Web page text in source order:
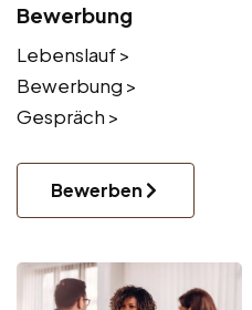
Bewerbung
Lebenslauf >
Bewerbung >
Gespräch >
Bewerben